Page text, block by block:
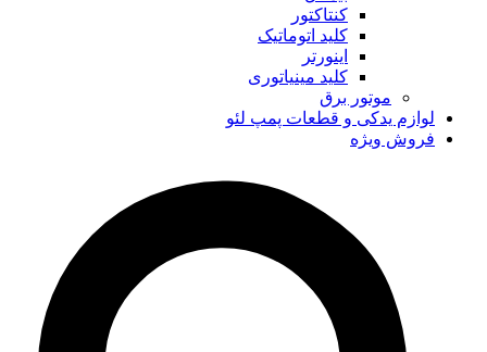
کنتاکتور
کلید اتوماتیک
اینورتر
کلید مینیاتوری
موتور برق
لوازم یدکی و قطعات پمپ لئو
فروش ویژه